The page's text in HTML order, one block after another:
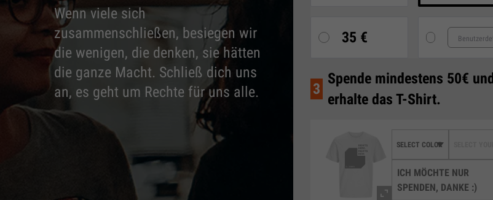
Wenn viele sich
zusammenschließen, besiegen wir
die wenigen, die denken, sie hätten
die ganze Macht. Schließ dich uns
an, es geht um Rechte für uns alle.
35 €
3
Spende mindestens 50€ und
erhalte das T-Shirt.
ICH MÖCHTE NUR
SPENDEN, DANKE :)